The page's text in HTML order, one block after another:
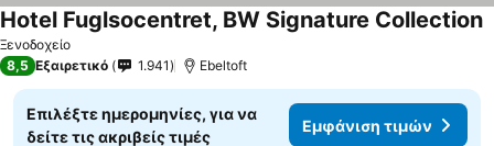
Ξενοδοχείο
Hotel Fuglsocentret, BW Signature Collection
8,5 Εξαιρετικό 1.941 Ebeltoft
Επιλέξτε ημερομηνίες, για να
δείτε τις ακριβείς τιμές
Εμφάνιση τιμών